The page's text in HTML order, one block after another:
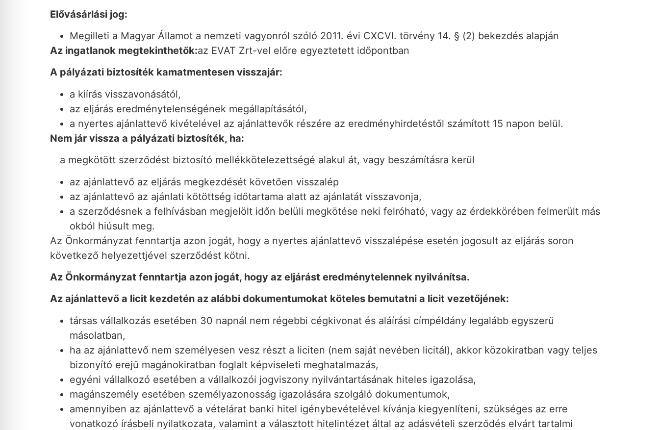
Elővásárlási jog:
Megilleti a Magyar Államot a nemzeti vagyonról szóló 2011. évi CXCVI. törvény 14. § (2) bekezdés alapján
Az ingatlanok megtekinthetők:az EVAT Zrt-vel előre egyeztetett időpontban
A pályázati biztosíték kamatmentesen visszajár:
a kiírás visszavonásától,
az eljárás eredménytelenségének megállapításától,
a nyertes ajánlattevő kivételével az ajánlattevők részére az eredményhirdetéstől számított 15 napon belül.
Nem jár vissza a pályázati biztosíték, ha:
a megkötött szerződést biztosító mellékkötelezettségé alakul át, vagy beszámításra kerül
az ajánlattevő az eljárás megkezdését követően visszalép
az ajánlattevő az ajánlati kötöttség időtartama alatt az ajánlatát visszavonja,
a szerződésnek a felhívásban megjelölt időn belüli megkötése neki felróható, vagy az érdekkörében felmerült más
okból hiúsult meg.
Az Önkormányzat fenntartja azon jogát, hogy a nyertes ajánlattevő visszalépése esetén jogosult az eljárás soron
következő helyezettjével szerződést kötni.
Az Önkormányzat fenntartja azon jogát, hogy az eljárást eredménytelennek nyilvánítsa.
Az ajánlattevő a licit kezdetén az alábbi dokumentumokat köteles bemutatni a licit vezetőjének:
társas vállalkozás esetében 30 napnál nem régebbi cégkivonat és aláírási címpéldány legalább egyszerű
másolatban,
ha az ajánlattevő nem személyesen vesz részt a liciten (nem saját nevében licitál), akkor közokiratban vagy teljes
bizonyító erejű magánokiratban foglalt képviseleti meghatalmazás,
egyéni vállalkozó esetében a vállalkozói jogviszony nyilvántartásának hiteles igazolása,
magánszemély esetében személyazonosság igazolására szolgáló dokumentumok,
amennyiben az ajánlattevő a vételárat banki hitel igénybevételével kívánja kiegyenlíteni, szükséges az erre
vonatkozó írásbeli nyilatkozata, valamint a választott hitelintézet által az adásvételi szerződés elvárt tartalmi